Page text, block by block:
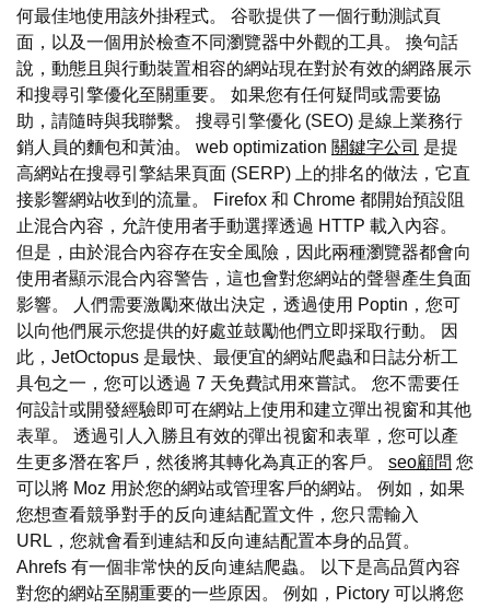
何最佳地使用該外掛程式。 谷歌提供了一個行動測試頁
面，以及一個用於檢查不同瀏覽器中外觀的工具。 換句話
說，動態且與行動裝置相容的網站現在對於有效的網路展示
和搜尋引擎優化至關重要。 如果您有任何疑問或需要協
助，請隨時與我聯繫。 搜尋引擎優化 (SEO) 是線上業務行
銷人員的麵包和黃油。 web optimization 關鍵字公司 是提
高網站在搜尋引擎結果頁面 (SERP) 上的排名的做法，它直
接影響網站收到的流量。 Firefox 和 Chrome 都開始預設阻
止混合內容，允許使用者手動選擇透過 HTTP 載入內容。
但是，由於混合內容存在安全風險，因此兩種瀏覽器都會向
使用者顯示混合內容警告，這也會對您網站的聲譽產生負面
影響。 人們需要激勵來做出決定，透過使用 Poptin，您可
以向他們展示您提供的好處並鼓勵他們立即採取行動。 因
此，JetOctopus 是最快、最便宜的網站爬蟲和日誌分析工
具包之一，您可以透過 7 天免費試用來嘗試。 您不需要任
何設計或開發經驗即可在網站上使用和建立彈出視窗和其他
表單。 透過引人入勝且有效的彈出視窗和表單，您可以產
生更多潛在客戶，然後將其轉化為真正的客戶。 seo顧問 您
可以將 Moz 用於您的網站或管理客戶的網站。 例如，如果
您想查看競爭對手的反向連結配置文件，您只需輸入
URL，您就會看到連結和反向連結配置本身的品質。
Ahrefs 有一個非常快的反向連結爬蟲。 以下是高品質內容
對您的網站至關重要的一些原因。 例如，Pictory 可以將您